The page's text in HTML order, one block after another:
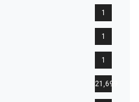
1
1
1
21,699